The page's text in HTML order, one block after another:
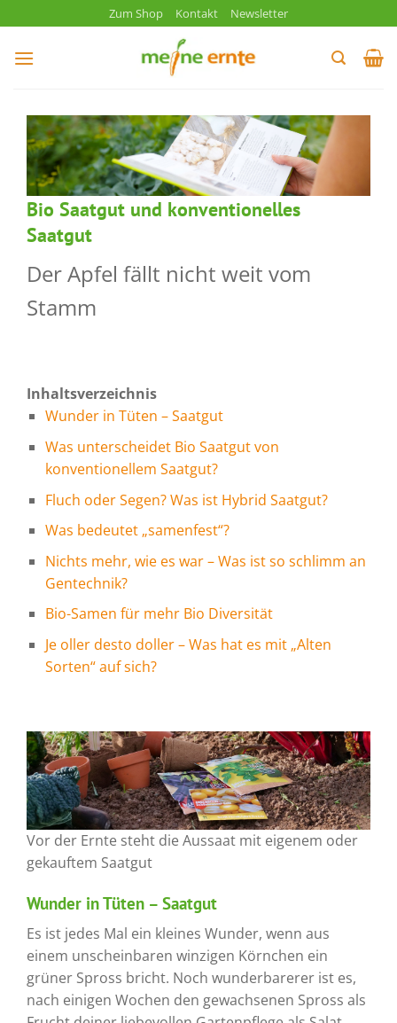
Inhalt
springen
Zum Shop Kontakt Newsletter
Bio Saatgut und konventionelles
Saatgut
Der Apfel fällt nicht weit vom
Stamm
Inhaltsverzeichnis
Wunder in Tüten – Saatgut
Was unterscheidet Bio Saatgut von
konventionellem Saatgut?
Fluch oder Segen? Was ist Hybrid Saatgut?
Was bedeutet „samenfest“?
Nichts mehr, wie es war – Was ist so schlimm an
Gentechnik?
Bio-Samen für mehr Bio Diversität
Je oller desto doller – Was hat es mit „Alten
Sorten“ auf sich?
Vor der Ernte steht die Aussaat mit eigenem oder
gekauftem Saatgut
Wunder in Tüten – Saatgut
Es ist jedes Mal ein kleines Wunder, wenn aus
einem unscheinbaren winzigen Körnchen ein
grüner Spross bricht. Noch wunderbarerer ist es,
nach einigen Wochen den gewachsenen Spross als